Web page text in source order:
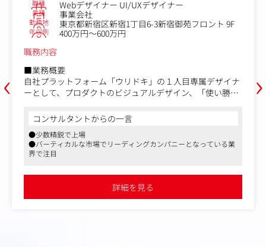
‹
デザイナー
目6-3新宿御苑フロント 9F
キ」の１人目専属デザイナ
アルデザイン、「使い勝
制作・検証といったマーケ
ー体験（UX）の設計、UIデ
自身の強味を生かしながら
グカンパニーとなっている業
職種
勤務地 東京都新宿区新宿1丁
ービス「ウリドキ」、リユー
プラス」を展開する当社にて
だきます。広告運用全般に加
【具体的な仕事内容】
●バーティカルな市場でリーディ
›